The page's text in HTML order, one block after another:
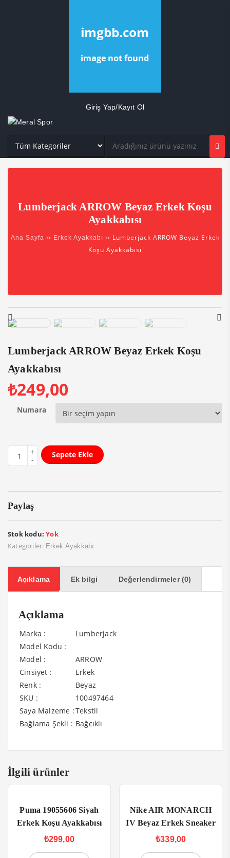
Giriş Yap/Kayıt Ol
Lumberjack ARROW Beyaz Erkek Koşu
Ayakkabısı
Ana Sayfa ›› Erkek Ayakkabı ›› Lumberjack ARROW Beyaz Erkek
Koşu Ayakkabısı
Lumberjack ARROW Beyaz Erkek Koşu
Ayakkabısı
₺249,00
Numara
Sepete Ekle
Paylaş
Stok kodu:Yok
Kategoriler: Erkek Ayakkabı
Açıklama Ek bilgi Değerlendirmeler (0)
Açıklama
Marka :
Lumberjack
Model Kodu :
Model :
ARROW
Cinsiyet :
Erkek
Renk :
Beyaz
SKU :
100497464
Saya Malzeme :Tekstil
Bağlama Şekli : Bağcıklı
İlgili ürünler
Puma 19055606 Siyah
Erkek Koşu Ayakkabısı
₺299,00
Nike AIR MONARCH
IV Beyaz Erkek Sneaker
₺339,00